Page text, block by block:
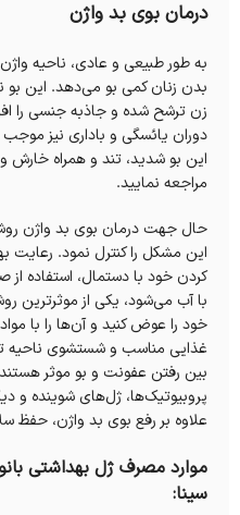
درمان بوی بد واژن
به طور طبیعی و عادی، ناحیه
بدن زنان کمی بو می‌دهد. این بو
زن ترشح شده و جاذبه جنسی را
دوران یائسگی و باداری نیز موجب
این بو شدید، تند و همراه
مراجعه نمایید.
حال جهت درمان بوی بد واژن
این مشکل را کنترل نمود. رعایت
کردن خود با دستمال، استفاده
با آب می‌شود، یکی از موثرترین
خود را عوض کنید و آن‌ها را با
غذایی مناسب و شستشوی ناحیه
بین رفتن عفونت و بو موثر
پروبیوتیک‌ها، ژل‌های شوینده و
علاوه بر رفع بوی بد واژن،
موارد مصرف ژل بهداشتی
سینا: